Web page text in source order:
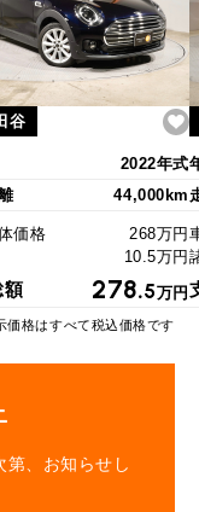
谷
2022年式
44,000km
価格
268万円
10.5万円
額 278.5万円
価格はすべて税込価格です
第、お知らせし